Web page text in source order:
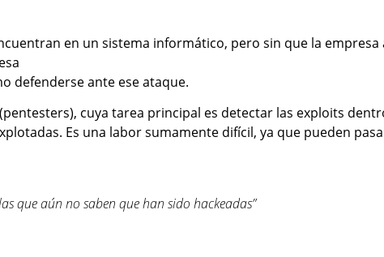
en un sistema informático, pero sin que la empresa
defenderse ante ese ataque.
(pentesters), cuya tarea principal es detectar las exploits
Es una labor sumamente difícil, ya que pueden
que aún no saben que han sido hackeadas”